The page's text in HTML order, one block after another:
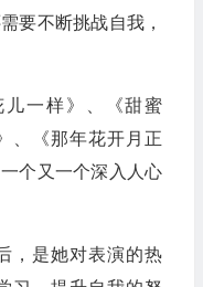
要不断挑战自我，
一样》、《甜蜜
、《那年花开月正
个又一个深入人心
，是她对表演的热